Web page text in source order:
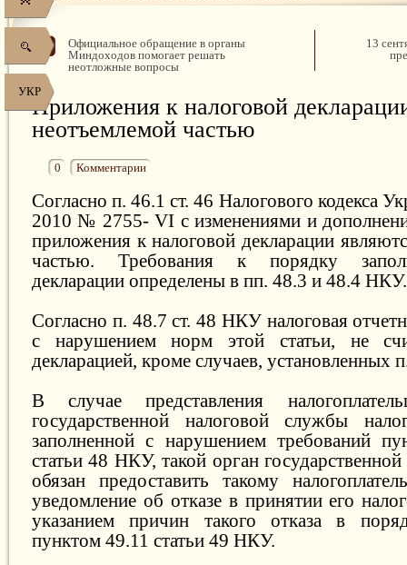
УКР
Официальное обращение в органы
Миндоходов помогает решать
неотложные вопросы
13
Приложения к налоговой
неотъемлемой частью
0 Комментарии
Согласно п. 46.1 ст. 46 Налогового кодекса
2010 № 2755- VI с изменениями и
приложения к налоговой декларации
частью. Требования к порядку
декларации определены в пп. 48.3 и 48.4 НКУ.
Согласно п. 48.7 ст. 48 НКУ налоговая
с нарушением норм этой статьи, не
декларацией, кроме случаев, установленных
В случае представления
государственной налоговой службы
заполненной с нарушением требований
статьи 48 НКУ, такой орган
обязан предоставить такому
уведомление об отказе в принятии его
указанием причин такого отказа в
пунктом 49.11 статьи 49 НКУ.